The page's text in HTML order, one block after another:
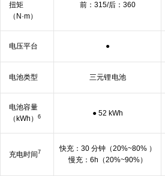
扭矩
（N·m）
前：315/后：360
电压平台 ●
电池类型 三元锂电池
电池容量
（kWh）
6 ● 52 kWh
充电时间7
快充：30 分钟（20%~80% ）
慢充：6h（20%~90%）